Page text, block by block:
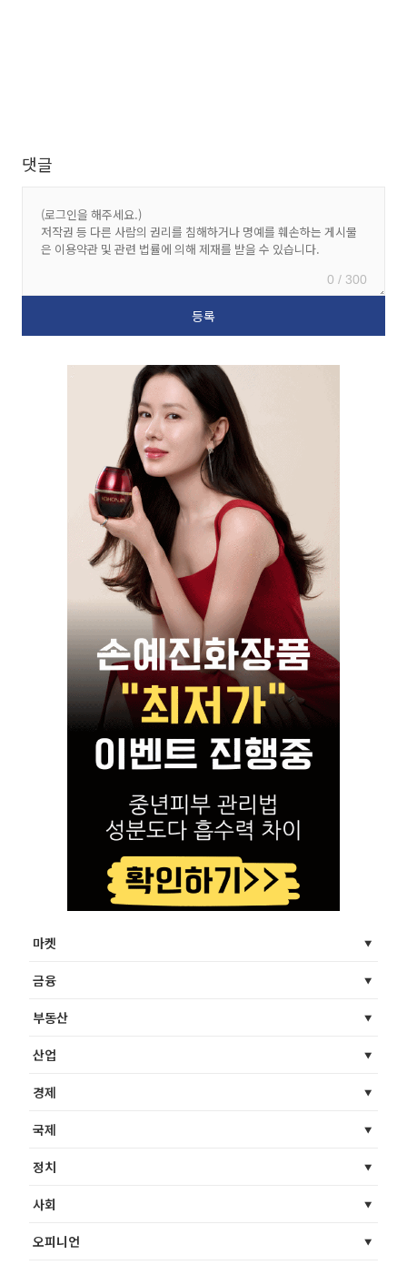
댓글
0 / 300
마켓
금융
부동산
산업
경제
국제
정치
사회
오피니언